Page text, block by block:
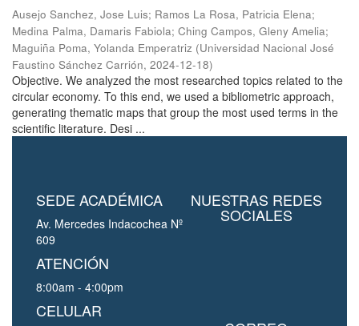
Ausejo Sanchez, Jose Luis; Ramos La Rosa, Patricia Elena;
Medina Palma, Damaris Fabiola; Ching Campos, Gleny Amelia;
Maguiña Poma, Yolanda Emperatriz (Universidad Nacional José
Faustino Sánchez Carrión, 2024-12-18)
Objective. We analyzed the most researched topics related to the
circular economy. To this end, we used a bibliometric approach,
generating thematic maps that group the most used terms in the
scientific literature. Desi ...
SEDE ACADÉMICA
Av. Mercedes Indacochea Nº
609
ATENCIÓN
8:00am - 4:00pm
CELULAR
NUESTRAS REDES
SOCIALES